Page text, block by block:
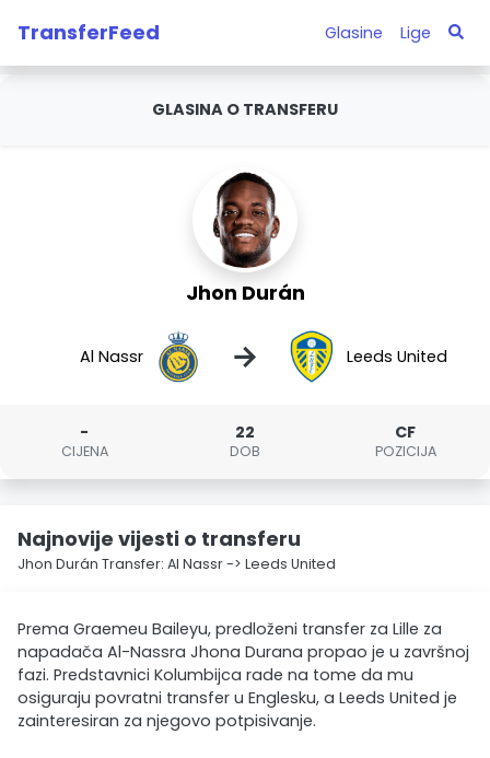
TransferFeed Glasine Lige
GLASINA O TRANSFERU
Jhon Durán
Al Nassr → Leeds United
-
CIJENA
22
DOB
CF
POZICIJA
Najnovije vijesti o transferu
Jhon Durán Transfer: Al Nassr -> Leeds United
Prema Graemeu Baileyu, predloženi transfer za Lille za
napadača Al-Nassra Jhona Durana propao je u završnoj
fazi. Predstavnici Kolumbijca rade na tome da mu
osiguraju povratni transfer u Englesku, a Leeds United je
zainteresiran za njegovo potpisivanje.